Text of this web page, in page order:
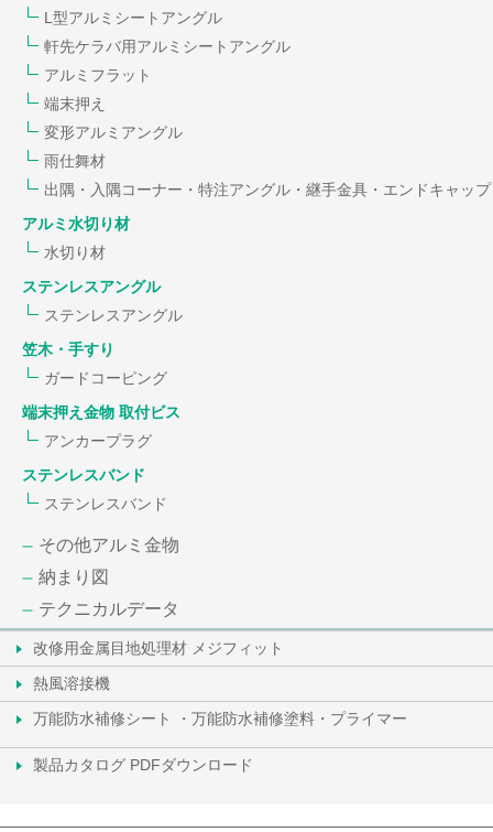
L型アルミシートアングル
軒先ケラバ用アルミシートアングル
アルミフラット
端末押え
変形アルミアングル
雨仕舞材
出隅・入隅コーナー・特注アングル・継手金具・エンドキャップ
アルミ水切り材
水切り材
ステンレスアングル
ステンレスアングル
笠木・手すり
ガードコーピング
端末押え金物 取付ビス
アンカープラグ
ステンレスバンド
ステンレスバンド
その他アルミ金物
納まり図
テクニカルデータ
改修用金属目地処理材 メジフィット
熱風溶接機
万能防水補修シート ・万能防水補修塗料・プライマー
製品カタログ PDFダウンロード